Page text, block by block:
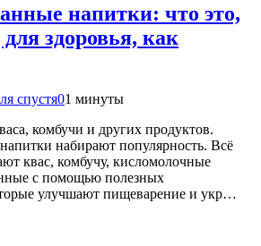
напитки: что это,
здоровья, как
спустя01 минуты
комбучи и других продуктов.
набирают популярность. Всё
квас, комбучу, кисломолочные
с помощью полезных
улучшают пищеварение и укр…